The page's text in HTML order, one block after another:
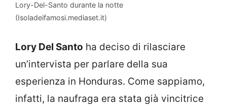
Lory-Del-Santo durante la notte
(Isoladeifamosi.mediaset.it)
Lory Del Santo ha deciso di rilasciare
un’intervista per parlare della sua
esperienza in Honduras. Come sappiamo,
infatti, la naufraga era stata già vincitrice